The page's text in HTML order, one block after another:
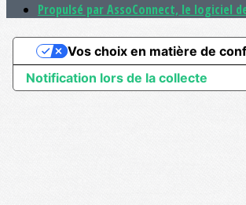
Propulsé par AssoConnect, le logiciel
Notification lors de la collecte
Vos choix en matière de